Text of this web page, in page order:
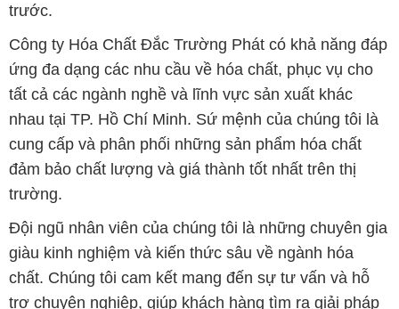
trước.
Công ty Hóa Chất Đắc Trường Phát có khả năng đáp
ứng đa dạng các nhu cầu về hóa chất, phục vụ cho
tất cả các ngành nghề và lĩnh vực sản xuất khác
nhau tại TP. Hồ Chí Minh. Sứ mệnh của chúng tôi là
cung cấp và phân phối những sản phẩm hóa chất
đảm bảo chất lượng và giá thành tốt nhất trên thị
trường.
Đội ngũ nhân viên của chúng tôi là những chuyên gia
giàu kinh nghiệm và kiến thức sâu về ngành hóa
chất. Chúng tôi cam kết mang đến sự tư vấn và hỗ
trợ chuyên nghiệp, giúp khách hàng tìm ra giải pháp